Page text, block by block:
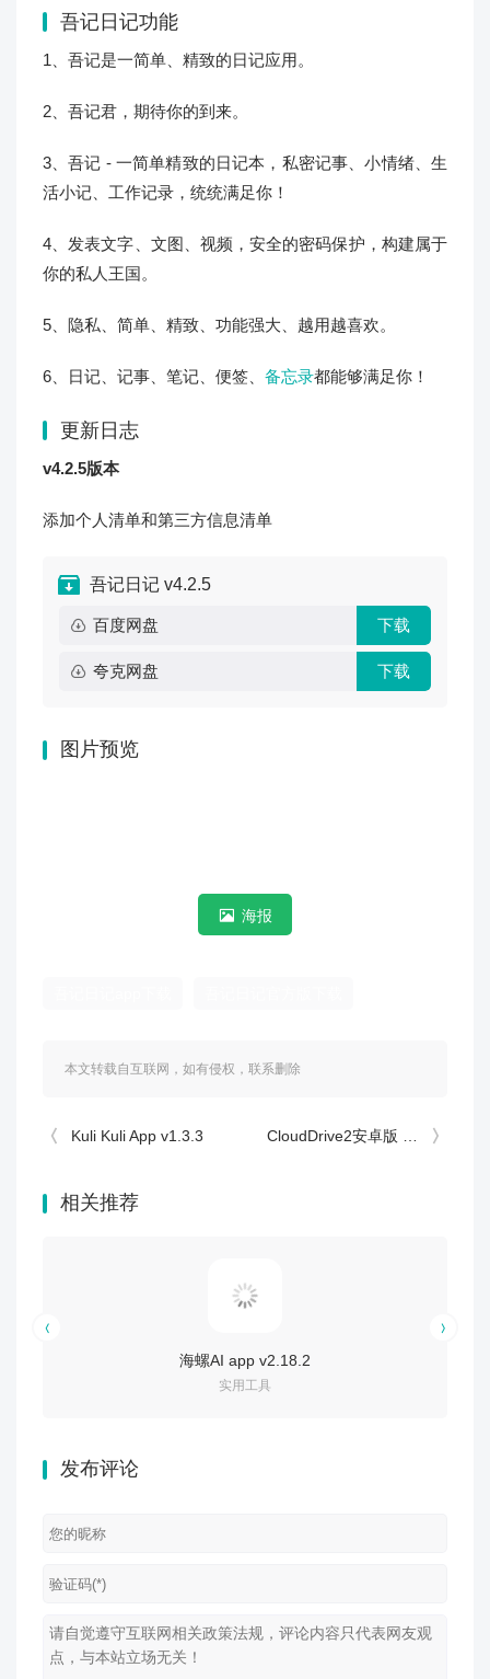
吾记日记功能
1、吾记是一简单、精致的日记应用。
2、吾记君，期待你的到来。
3、吾记 - 一简单精致的日记本，私密记事、小情绪、生
活小记、工作记录，统统满足你！
4、发表文字、文图、视频，安全的密码保护，构建属于
你的私人王国。
5、隐私、简单、精致、功能强大、越用越喜欢。
6、日记、记事、笔记、便签、 备忘录都能够满足你！
更新日志
v4.2.5版本
添加个人清单和第三方信息清单
吾记日记 v4.2.5
百度网盘 下载
夸克网盘 下载
图片预览
海报
本文转载自互联网，如有侵权，联系删除
Kuli Kuli App v1.3.3 CloudDrive2安卓版 v1.0.7
相关推荐
海螺AI app v2.18.2
实用工具
发布评论